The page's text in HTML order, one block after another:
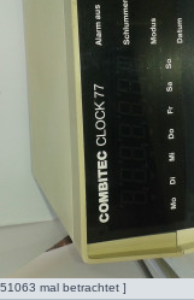
mal betrachtet ]